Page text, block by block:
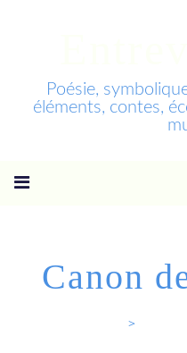
Poésie,
éléments, contes,
Canon
>